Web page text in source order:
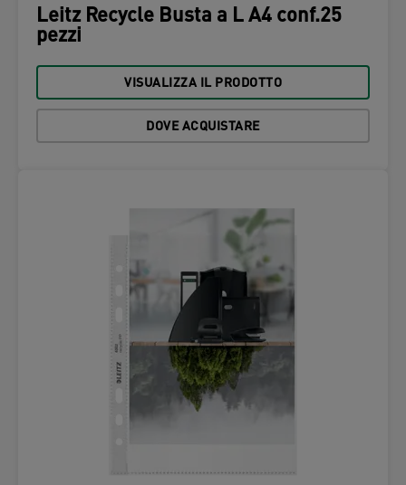
Leitz Recycle Busta a L A4 conf.25
pezzi
VISUALIZZA IL PRODOTTO
DOVE ACQUISTARE